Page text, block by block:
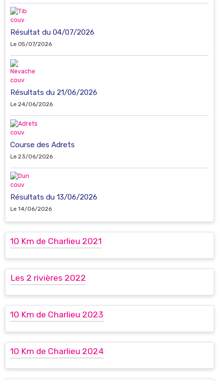
Résultat du 04/07/2026
Le 05/07/2026
Résultats du 21/06/2026
Le 24/06/2026
Course des Adrets
Le 23/06/2026
Résultats du 13/06/2026
Le 14/06/2026
10 Km de Charlieu 2021
Les 2 rivières 2022
10 Km de Charlieu 2023
10 Km de Charlieu 2024